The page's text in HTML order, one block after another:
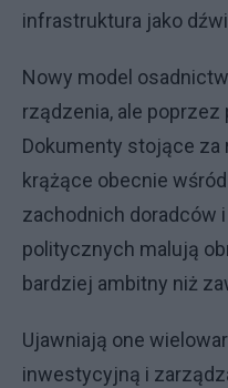
infrastruktura jako
Nowy model
rządzenia, ale poprzez
Dokumenty stojące za
krążące obecnie
zachodnich doradców
politycznych malują
bardziej ambitny niż
Ujawniają one
inwestycyjną i